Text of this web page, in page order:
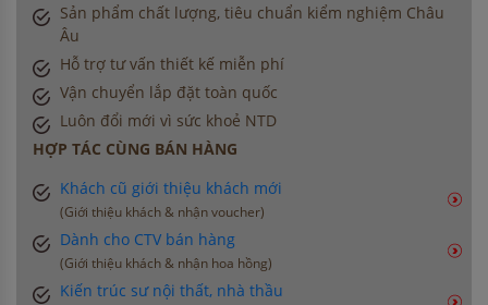
Sản phẩm chất lượng, tiêu chuẩn kiểm nghiệm Châu
Âu
Hỗ trợ tư vấn thiết kế miễn phí
Vận chuyển lắp đặt toàn quốc
Luôn đổi mới vì sức khoẻ NTD
HỢP TÁC CÙNG BÁN HÀNG
Khách cũ giới thiệu khách mới
(Giới thiệu khách & nhận voucher)
Dành cho CTV bán hàng
(Giới thiệu khách & nhận hoa hồng)
Kiến trúc sư nội thất, nhà thầu